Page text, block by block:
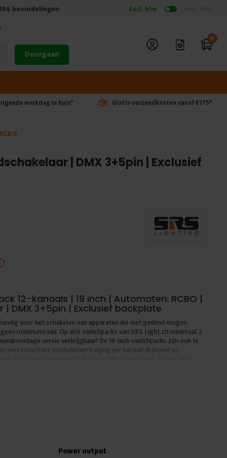
104 beoordelingen Excl. btw
Doorgaan
0
werkdag in huis* Gratis verzendkosten vanaf €175*
| DMX 3+5pin | Exclusief
12-kanaals | 19 inch | Automaten: RCBO |
| DMX 3+5pin | Exclusief backplate
voor het schakelen van apparaten die niet gedimd mogen
minimumload. Op alle switchpacks van SRS Light zit minimaal 2
versie verkrijgbaar! De 19-inch switchpacks zijn ook te
met instelbare inschakelvertraging per kanaal! Manueel en
naar keuze. Standaard worden SRS Light NDP- en DDP-
versie
op vaste spanning
Power output